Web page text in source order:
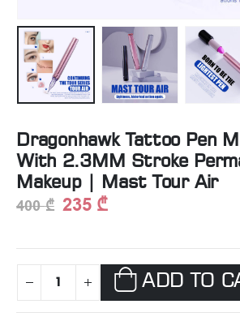
Dragonhawk Tattoo Pen
With 2.3MM Stroke
Makeup | Mast Tour Air
400₾ 235 ₾
ADD TO